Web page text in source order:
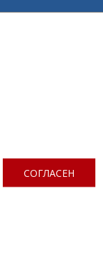
СОГЛАСЕН